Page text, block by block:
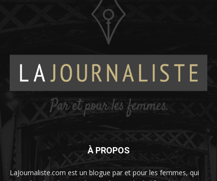
À PROPOS
LaJournaliste.com est un blogue par et pour les femmes, qui